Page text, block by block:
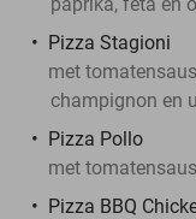
Pizza Stagioni
met
champignon en
Pizza Pollo
met
Pizza BBQ